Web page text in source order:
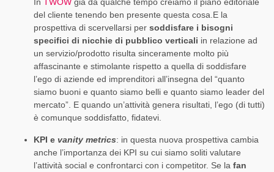
In TWOW già da qualche tempo creiamo il piano editoriale
del cliente tenendo ben presente questa cosa.E la
prospettiva di scervellarsi per soddisfare i bisogni
specifici di nicchie di pubblico verticali in relazione ad
un servizio/prodotto risulta sinceramente molto più
affascinante e stimolante rispetto a quella di soddisfare
l’ego di aziende ed imprenditori all’insegna del “quanto
siamo buoni e quanto siamo belli e quanto siamo leader del
mercato”. E quando un’attività genera risultati, l’ego (di tutti)
è comunque soddisfatto, fidatevi.
KPI e vanity metrics: in questa nuova prospettiva cambia
anche l’importanza dei KPI su cui siamo soliti valutare
l’attività social e confrontarci con i competitor. Se la fan